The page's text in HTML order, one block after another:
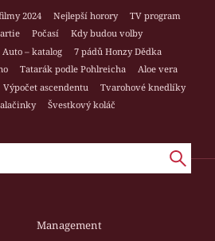
2024 Nejlepší horory
TV program
Počasí
Kdy budou volby
Auto – katalog
7 pádů Honzy Dědka
Tatarák podle Pohlreicha
Aloe vera
Výpočet ascendentu
Tvarohové knedlíky
Švestkový koláč
Management